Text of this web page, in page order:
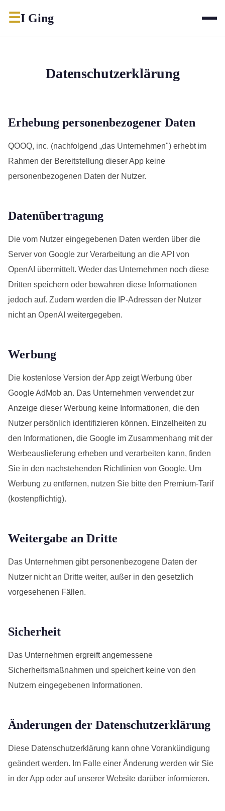
☰I Ging
Datenschutzerklärung
Erhebung personenbezogener Daten
QOOQ, inc. (nachfolgend „das Unternehmen") erhebt im
Rahmen der Bereitstellung dieser App keine
personenbezogenen Daten der Nutzer.
Datenübertragung
Die vom Nutzer eingegebenen Daten werden über die
Server von Google zur Verarbeitung an die API von
OpenAI übermittelt. Weder das Unternehmen noch diese
Dritten speichern oder bewahren diese Informationen
jedoch auf. Zudem werden die IP-Adressen der Nutzer
nicht an OpenAI weitergegeben.
Werbung
Die kostenlose Version der App zeigt Werbung über
Google AdMob an. Das Unternehmen verwendet zur
Anzeige dieser Werbung keine Informationen, die den
Nutzer persönlich identifizieren können. Einzelheiten zu
den Informationen, die Google im Zusammenhang mit der
Werbeauslieferung erheben und verarbeiten kann, finden
Sie in den nachstehenden Richtlinien von Google. Um
Werbung zu entfernen, nutzen Sie bitte den Premium-Tarif
(kostenpflichtig).
Weitergabe an Dritte
Das Unternehmen gibt personenbezogene Daten der
Nutzer nicht an Dritte weiter, außer in den gesetzlich
vorgesehenen Fällen.
Sicherheit
Das Unternehmen ergreift angemessene
Sicherheitsmaßnahmen und speichert keine von den
Nutzern eingegebenen Informationen.
Änderungen der Datenschutzerklärung
Diese Datenschutzerklärung kann ohne Vorankündigung
geändert werden. Im Falle einer Änderung werden wir Sie
in der App oder auf unserer Website darüber informieren.